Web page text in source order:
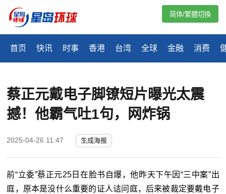
首页 快讯 时事 香港 台湾 全球 金融 消费
简体/繁體切換
蔡正元戴电子脚镣短片曝光太震
撼！他霸气吐1句，网炸锅
2025-04-26 11:47 生成海报
前“立委”蔡正元25日在脸书自爆，他昨天下午因“三中案”出
庭，原本是没什么重要的证人诘问庭，后来被裁定要戴电子